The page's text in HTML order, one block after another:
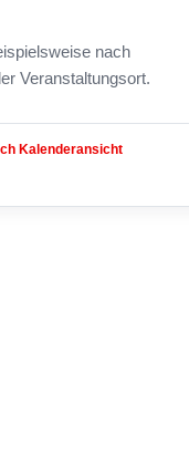
nach
Veranstaltungsort.
Kalenderansicht